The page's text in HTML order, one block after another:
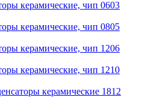
керамические, чип 0603
керамические, чип 0805
керамические, чип 1206
керамические, чип 1210
керамические 1812